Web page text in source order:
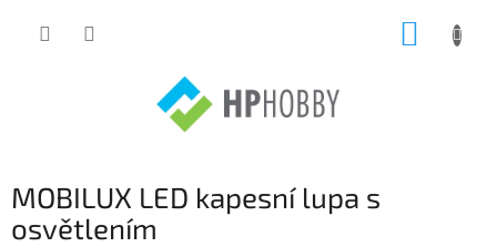
MOBILUX LED kapesní lupa s
osvětlením